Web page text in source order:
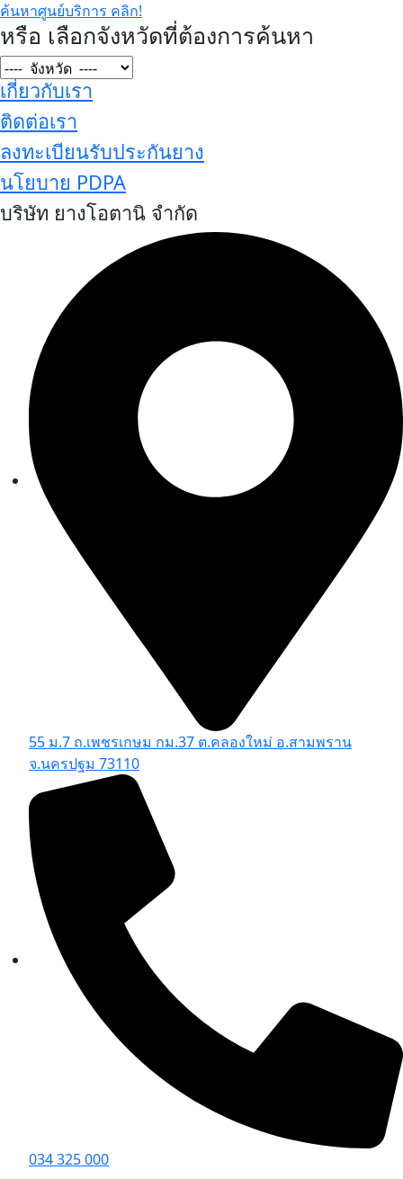
ค้นหาศูนย์บริการ คลิก!
หรือ เลือกจังหวัดที่ต้องการค้นหา
เกี่ยวกับเรา
ติดต่อเรา
ลงทะเบียนรับประกันยาง
นโยบาย PDPA
บริษัท ยางโอตานิ จำกัด
55 ม.7 ถ.เพชรเกษม กม.37 ต.คลองใหม่ อ.สามพราน
จ.นครปฐม 73110
034 325 000